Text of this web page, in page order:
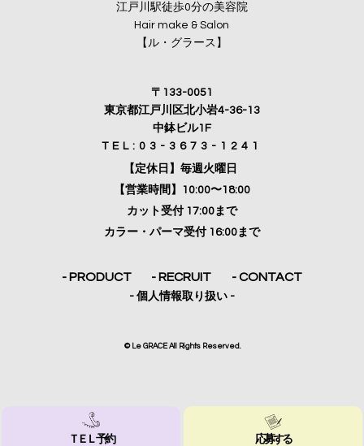
江戸川駅徒歩0分の美容院
Hair make & Salon
【ル・グラース】
〒133-0051
東京都江戸川区北小岩4-36-13
中鉢ビル1F
TEL:03-3673-1241
【定休日】毎週火曜日
【営業時間】10:00〜18:00
カット受付 17:00まで
カラー・パーマ受付 16:00まで
- PRODUCT - RECRUIT - CONTACT
- 個人情報取り扱い -
ＴＥＬ 予約
3673-1241
応募する
© Le GRACE All Rights Reserved.